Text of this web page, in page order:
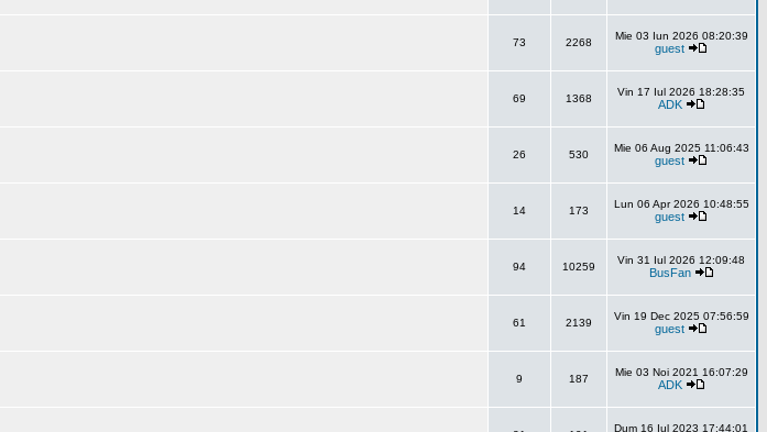
73 2268
Mie 03 Iun 2026 08:20:39
guest
69 1368
Vin 17 Iul 2026 18:28:35
ADK
26 530
Mie 06 Aug 2025 11:06:43
guest
14 173
Lun 06 Apr 2026 10:48:55
guest
94 10259
Vin 31 Iul 2026 12:09:48
BusFan
61 2139
Vin 19 Dec 2025 07:56:59
guest
9 187
Mie 03 Noi 2021 16:07:29
ADK
Dum 16 Iul 2023 17:44:01